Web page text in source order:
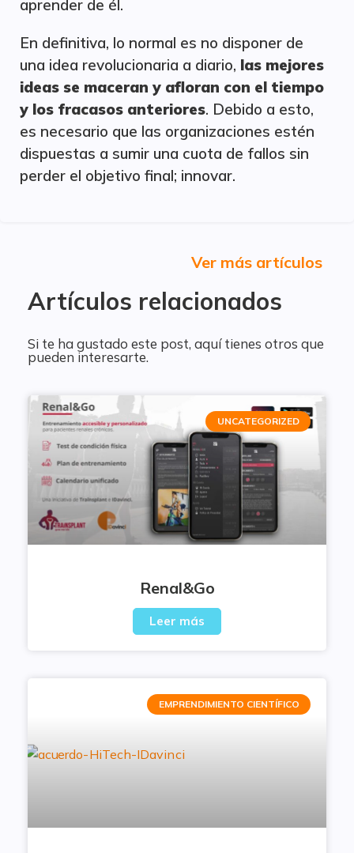
aprender de él.
En definitiva, lo normal es no disponer de
una idea revolucionaria a diario, las mejores
ideas se maceran y afloran con el tiempo
y los fracasos anteriores. Debido a esto,
es necesario que las organizaciones estén
dispuestas a sumir una cuota de fallos sin
perder el objetivo final; innovar.
Artículos relacionados
Ver más artículos
Si te ha gustado este post, aquí tienes otros que
pueden interesarte.
UNCATEGORIZED
Renal&Go
Leer más
EMPRENDIMIENTO CIENTÍFICO